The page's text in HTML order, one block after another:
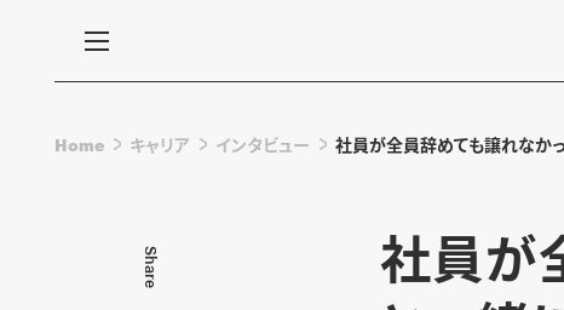
Home キャリア インタビュー 社員が全員辞めても譲れなか
社員が
Share